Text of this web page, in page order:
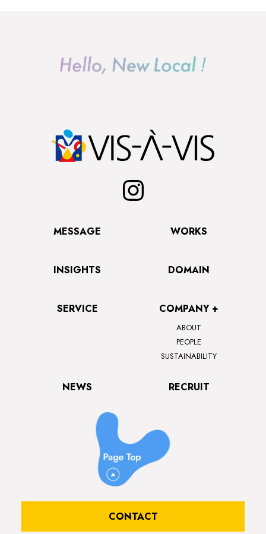
MESSAGE WORKS
INSIGHTS DOMAIN
SERVICE COMPANY +
ABOUT
PEOPLE
SUSTAINABILITY
NEWS RECRUIT
CONTACT